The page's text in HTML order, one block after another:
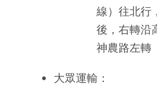
線）往北行
後，右轉沿
神農路左轉
大眾運輸：